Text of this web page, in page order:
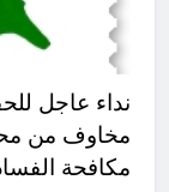
نداء عاجل
مخاوف من
مكافحة